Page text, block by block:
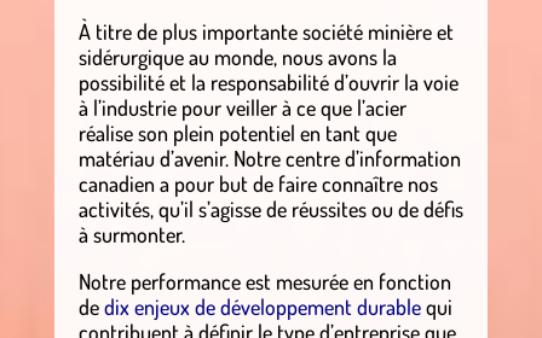
À titre de plus importante société minière et
sidérurgique au monde, nous avons la
possibilité et la responsabilité d’ouvrir la voie
à l’industrie pour veiller à ce que l’acier
réalise son plein potentiel en tant que
matériau d’avenir. Notre centre d’information
canadien a pour but de faire connaître nos
activités, qu’il s’agisse de réussites ou de défis
à surmonter.
Notre performance est mesurée en fonction
dedix enjeux de développement durablequi
contribuent à définir le type d’entreprise que